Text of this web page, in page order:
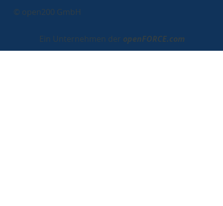
© open200 GmbH
Ein Unternehmen der openFORCE.com